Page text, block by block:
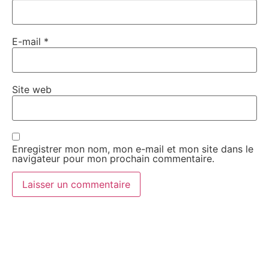
E-mail *
Site web
Enregistrer mon nom, mon e-mail et mon site dans le
navigateur pour mon prochain commentaire.